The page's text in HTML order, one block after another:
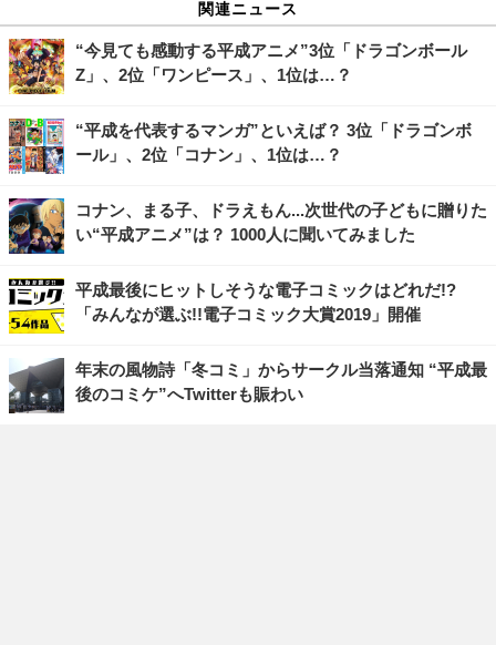
関連ニュース
“今見ても感動する平成アニメ”3位「ドラゴンボール
Z」、2位「ワンピース」、1位は…？
“平成を代表するマンガ”といえば？ 3位「ドラゴンボ
ール」、2位「コナン」、1位は…？
コナン、まる子、ドラえもん...次世代の子どもに贈りた
い“平成アニメ”は？ 1000人に聞いてみました
平成最後にヒットしそうな電子コミックはどれだ!?
「みんなが選ぶ!!電子コミック大賞2019」開催
年末の風物詩「冬コミ」からサークル当落通知 “平成最
後のコミケ”へTwitterも賑わい